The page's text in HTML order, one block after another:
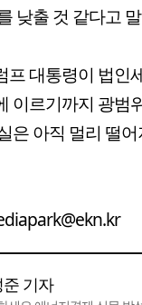
낮출 것 같다고
프 대통령이 법인
이르기까지 광범
은 아직 멀리 떨
준 기자